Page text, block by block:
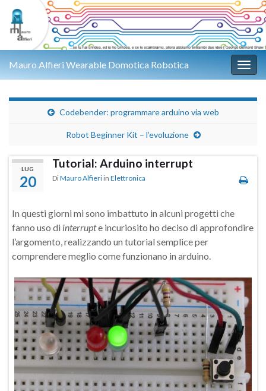
Mauro Alfieri Wearable Domotica Robotica
Codebender: programmare arduino via web
Robot Beginner Kit – l’evoluzione
LUG
20
Tutorial: Arduino interrupt
DiMauro Alfieri in Elettronica
In questi giorni mi sono imbattuto in alcuni progetti che
fanno uso di interrupte incuriosito ho deciso di approfondire
l’argomento, realizzando un tutorial semplice per
comprendere meglio come funzionano in arduino.